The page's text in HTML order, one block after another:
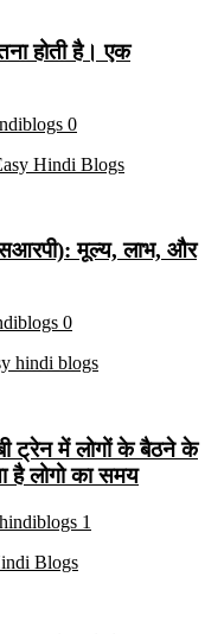
होती है। एक
0
मूल्य, लाभ, और
0
ट्रेन में लोगों के बैठने के
है लोगो का समय
1